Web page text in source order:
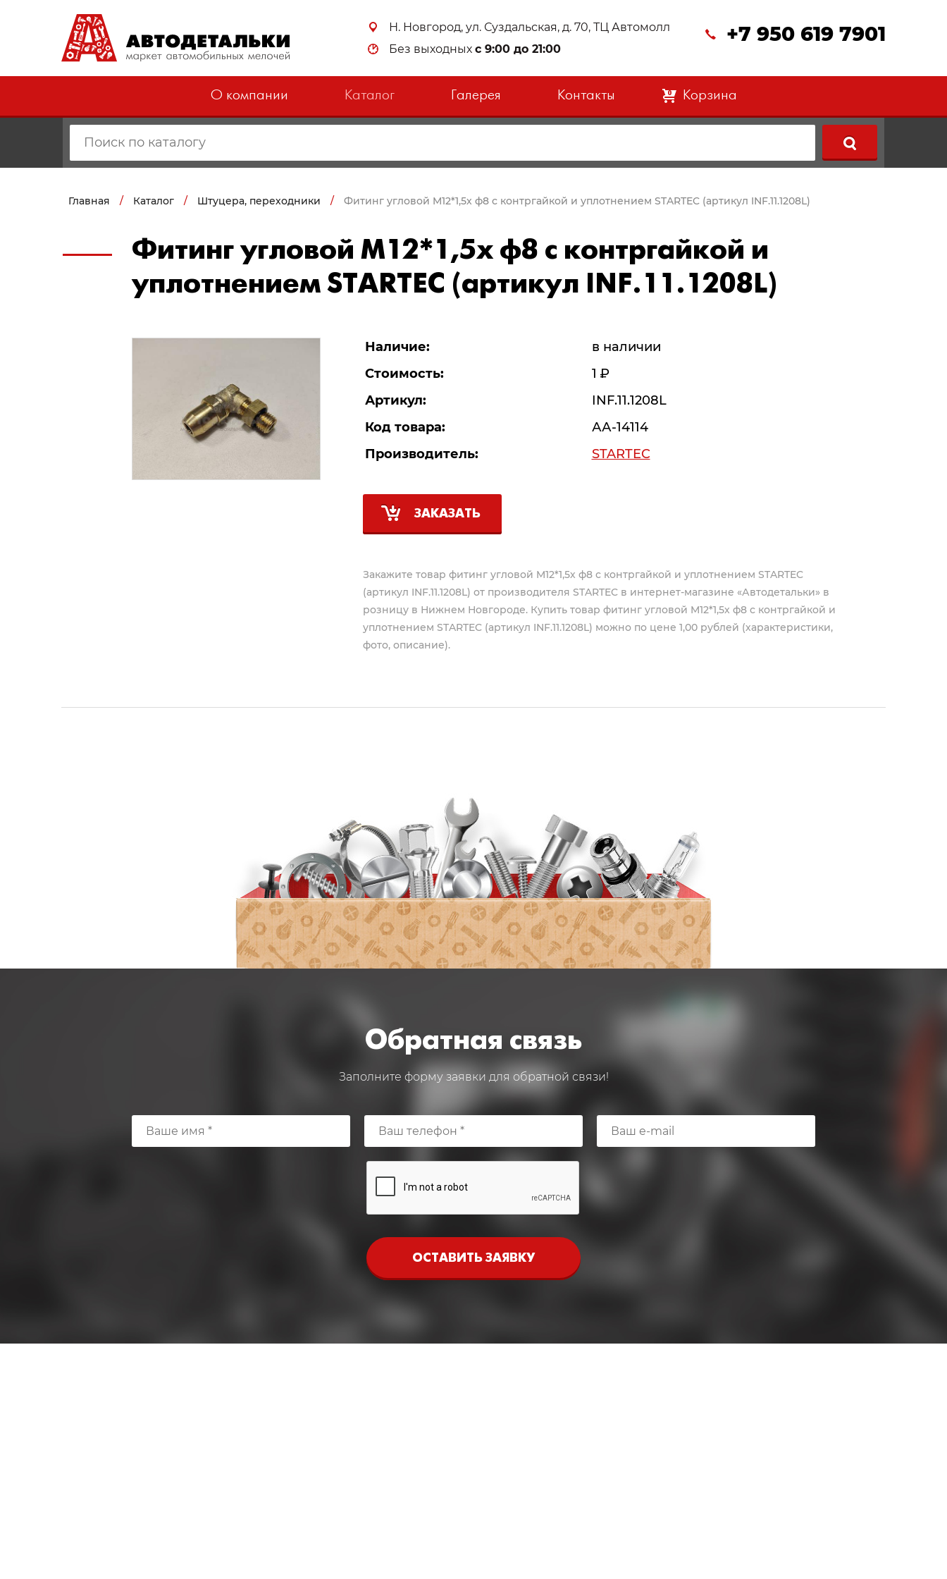
Н. Новгород, ул. Суздальская, д. 70, ТЦ Автомолл
Без выходных с 9:00 до 21:00
+7 950 619 7901
О компании Каталог Галерея Контакты 0 Корзина
Главная / Каталог / Штуцера, переходники / Фитинг угловой M12*1,5х ф8 с контргайкой и уплотнением STARTEC (артикул INF.11.1208L)
Фитинг угловой M12*1,5х ф8 с контргайкой и
уплотнением STARTEC (артикул INF.11.1208L)
Наличие:
в наличии
Стоимость:
1 Р
Артикул:
INF.11.1208L
Код товара:
АА-14114
Производитель:
STARTEC
ЗАКАЗАТЬ
Закажите товар фитинг угловой M12*1,5х ф8 с контргайкой и уплотнением STARTEC
(артикул INF.11.1208L) от производителя STARTECв интернет-магазине «Автодетальки» в
розницу в Нижнем Новгороде. Купить товар фитинг угловой M12*1,5х ф8 с контргайкой и
уплотнением STARTEC (артикул INF.11.1208L) можно по цене 1,00 рублей (характеристики,
фото, описание).
Обратная связь
Заполните форму заявки для обратной связи!
ОСТАВИТЬ ЗАЯВКУ